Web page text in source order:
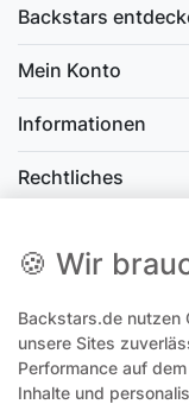
Backstars
Mein Konto
Informationen
Rechtliches
Wir antworten Ihnen
es evtl. zu
🍪 Wir
Backstars.de nutzen
unsere Sites
Performance auf
Inhalte und